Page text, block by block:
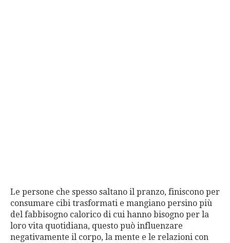
Le persone che spesso saltano il pranzo, finiscono per
consumare cibi trasformati e mangiano persino più
del fabbisogno calorico di cui hanno bisogno per la
loro vita quotidiana, questo può influenzare
negativamente il corpo, la mente e le relazioni con